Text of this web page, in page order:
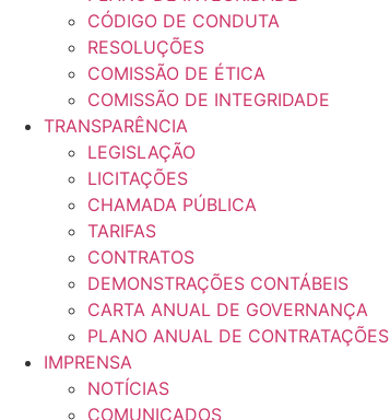
CÓDIGO DE CONDUTA
RESOLUÇÕES
COMISSÃO DE ÉTICA
COMISSÃO DE INTEGRIDADE
TRANSPARÊNCIA
LEGISLAÇÃO
LICITAÇÕES
CHAMADA PÚBLICA
TARIFAS
CONTRATOS
DEMONSTRAÇÕES CONTÁBEIS
CARTA ANUAL DE GOVERNANÇA
PLANO ANUAL DE CONTRATAÇÕES
IMPRENSA
NOTÍCIAS
COMUNICADOS